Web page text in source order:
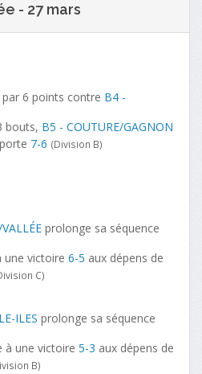
- 27 mars
6 points contre B4 -
bouts, B5 - COUTURE/GAGNON
7-6 (Division B)
prolonge sa séquence
une victoire 6-5 aux dépens de
C)
ILES prolonge sa séquence
à une victoire 5-3 aux dépens de
B)